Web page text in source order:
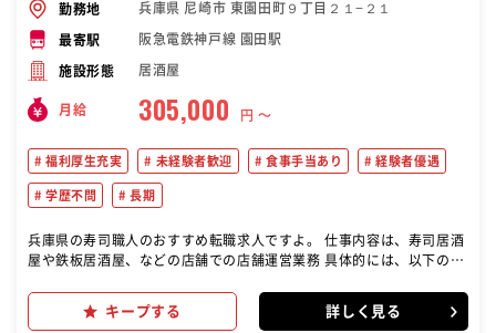
勤務地 兵庫県 尼崎市 東園田町９丁目２１−２１
最寄駅 阪急電鉄神戸線 園田駅
施設形態 居酒屋
月給 305,000 円 〜
福利厚生充実 未経験者歓迎 食事手当あり 経験者優遇
学歴不問 長期
兵庫県の寿司職人のおすすめ転職求人ですよ。 仕事内容は、寿司居酒
屋や鉄板居酒屋、などの店舗での店舗運営業務 具体的には、以下のよ
キープする 詳しく見る